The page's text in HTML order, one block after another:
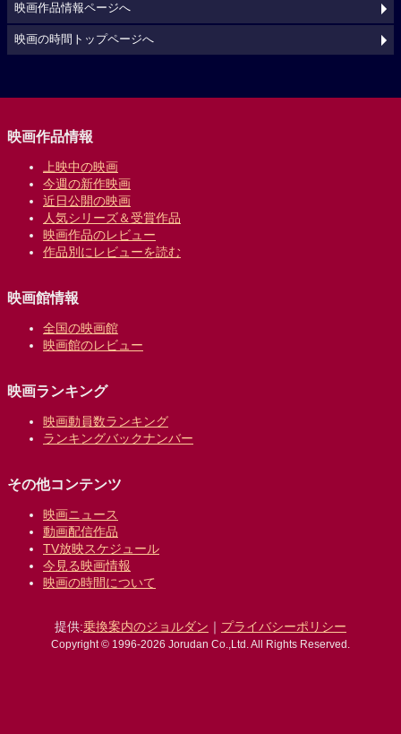
映画作品情報ページへ
映画の時間トップページへ
映画作品情報
上映中の映画
今週の新作映画
近日公開の映画
人気シリーズ＆受賞作品
映画作品のレビュー
作品別にレビューを読む
映画館情報
全国の映画館
映画館のレビュー
映画ランキング
映画動員数ランキング
ランキングバックナンバー
その他コンテンツ
映画ニュース
動画配信作品
TV放映スケジュール
今見る映画情報
映画の時間について
提供:乗換案内のジョルダン ｜ プライバシーポリシー
Copyright © 1996-2026 Jorudan Co.,Ltd. All Rights Reserved.